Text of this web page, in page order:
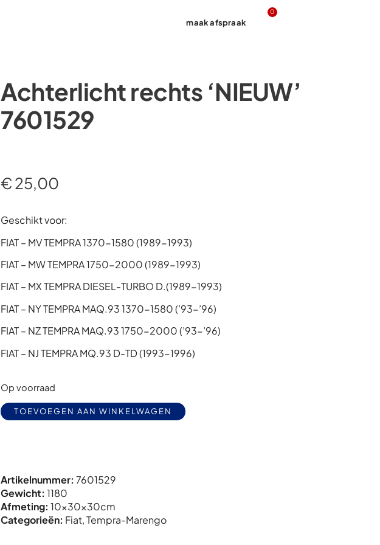
maak afspraak
0
Achterlicht rechts ‘NIEUW’
7601529
€25,00
Geschikt voor:
FIAT – MV TEMPRA 1370-1580 (1989-1993)
FIAT – MW TEMPRA 1750-2000 (1989-1993)
FIAT – MX TEMPRA DIESEL-TURBO D.(1989-1993)
FIAT – NY TEMPRA MAQ.93 1370-1580 (’93-’96)
FIAT – NZ TEMPRA MAQ.93 1750-2000 (’93-’96)
FIAT – NJ TEMPRA MQ.93 D-TD (1993-1996)
Op voorraad
TOEVOEGEN AAN WINKELWAGEN
Artikelnummer: 7601529
Gewicht: 1180
Afmeting: 10x30x30cm
Categorieën: Fiat,Tempra-Marengo